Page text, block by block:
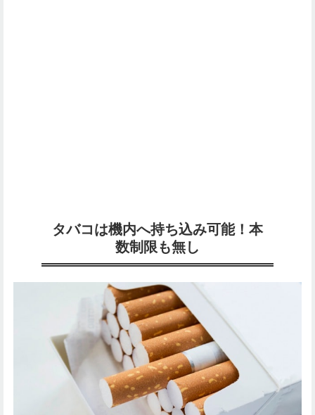
タバコは機内へ持ち込み可能！本
数制限も無し